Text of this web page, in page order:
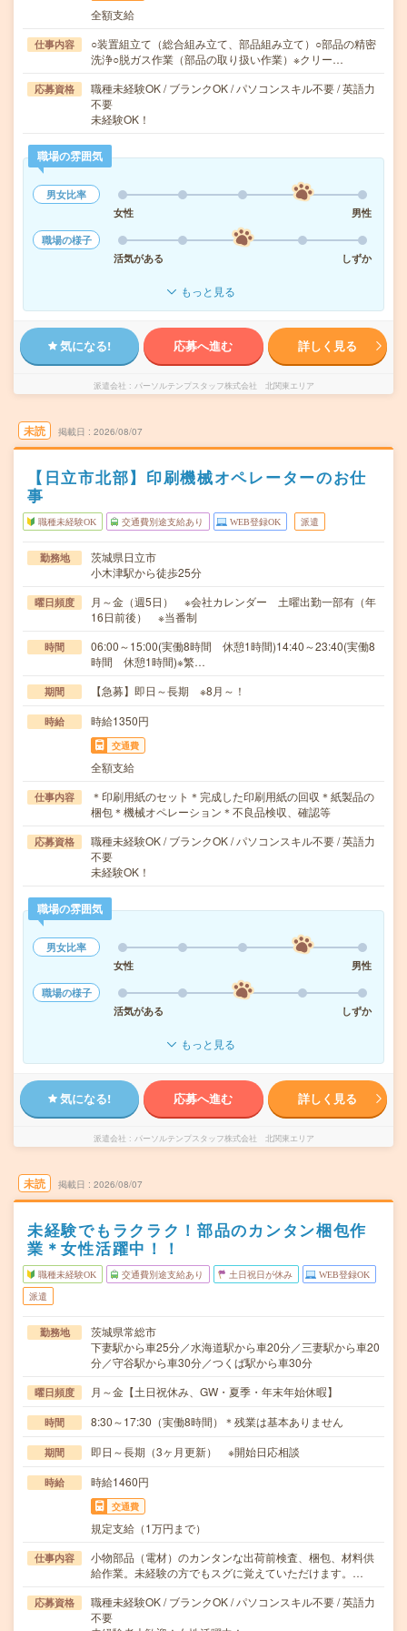
全額支給
仕事内容
○装置組立て（総合組み立て、部品組み立て）○部品の精密
洗浄○脱ガス作業（部品の取り扱い作業）※クリー…
応募資格
職種未経験OK / ブランクOK / パソコンスキル不要 / 英語力
不要
未経験OK！
職場の雰囲気
男女比率
女性
男性
職場の様子
活気がある
しずか
もっと見る
気になる! 応募へ進む 詳しく見る
派遣会社 パーソルテンプスタッフ株式会社 北関東エリア
未読 掲載日 2026/08/07
【日立市北部】印刷機械オペレーターのお仕
事
職種未経験OK 交通費別途支給あり WEB登録OK 派遣
勤務地
茨城県日立市
小木津駅から徒歩25分
曜日頻度
月～金（週5日） ※会社カレンダー 土曜出勤一部有（年
16日前後） ※当番制
時間
06:00～15:00(実働8時間 休憩1時間)14:40～23:40(実働8
時間 休憩1時間)※繁…
期間 【急募】即日～長期 ※8月～！
時給 時給1350円
交通費
全額支給
仕事内容
＊印刷用紙のセット＊完成した印刷用紙の回収＊紙製品の
梱包＊機械オペレーション＊不良品検収、確認等
応募資格
職種未経験OK / ブランクOK / パソコンスキル不要 / 英語力
不要
未経験OK！
職場の雰囲気
男女比率
女性
男性
職場の様子
活気がある
しずか
もっと見る
気になる! 応募へ進む 詳しく見る
派遣会社 パーソルテンプスタッフ株式会社 北関東エリア
未読 掲載日 2026/08/07
未経験でもラクラク！部品のカンタン梱包作
業＊女性活躍中！！
職種未経験OK 交通費別途支給あり 土日祝日が休み WEB登録OK
派遣
勤務地
茨城県常総市
下妻駅から車25分／水海道駅から車20分／三妻駅から車20
分／守谷駅から車30分／つくば駅から車30分
曜日頻度 月～金【土日祝休み、GW・夏季・年末年始休暇】
時間 8:30～17:30（実働8時間）＊残業は基本ありません
期間 即日～長期（3ヶ月更新） ※開始日応相談
時給 時給1460円
交通費
規定支給（1万円まで）
仕事内容
小物部品（電材）のカンタンな出荷前検査、梱包、材料供
給作業。未経験の方でもスグに覚えていただけます。…
応募資格
職種未経験OK / ブランクOK / パソコンスキル不要 / 英語力
不要